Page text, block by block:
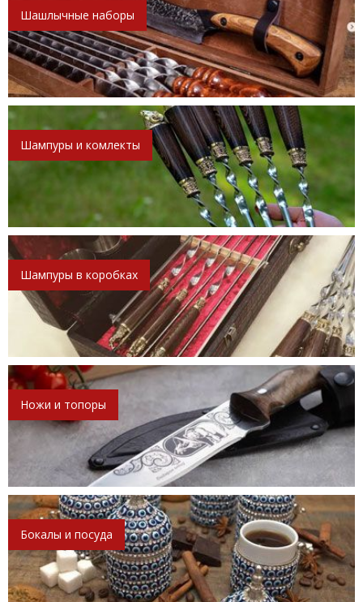
Шашлычные наборы
Шампуры и комлекты
Шампуры в коробках
Ножи и топоры
Бокалы и посуда